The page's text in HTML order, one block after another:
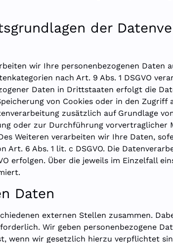
der
wir Ihre personenbezogenen Daten
nach Art. 9 Abs. 1 DSGVO
Daten in Drittstaaten erfolgt die
von Cookies oder in den
zusätzlich auf Grundlage
oder zur Durchführung vorvertraglicher
Weiteren verarbeiten wir Ihre Daten,
6 Abs. 1 lit. c DSGVO. Die
erfolgen. Über die jeweils im Einzelfall
Daten
externen Stellen zusammen.
Wir geben personenbezogene
wenn wir gesetzlich hierzu verpflichtet